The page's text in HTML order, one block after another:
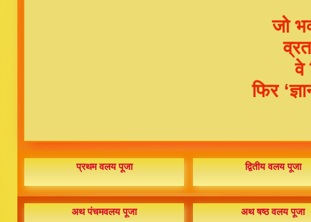
जो
वे
फिर
प्रथम वलय पूजा द्वितीय वलय पूजा
अथ पंचमवलय पूजा अथ षष्ठ वलय पूजा